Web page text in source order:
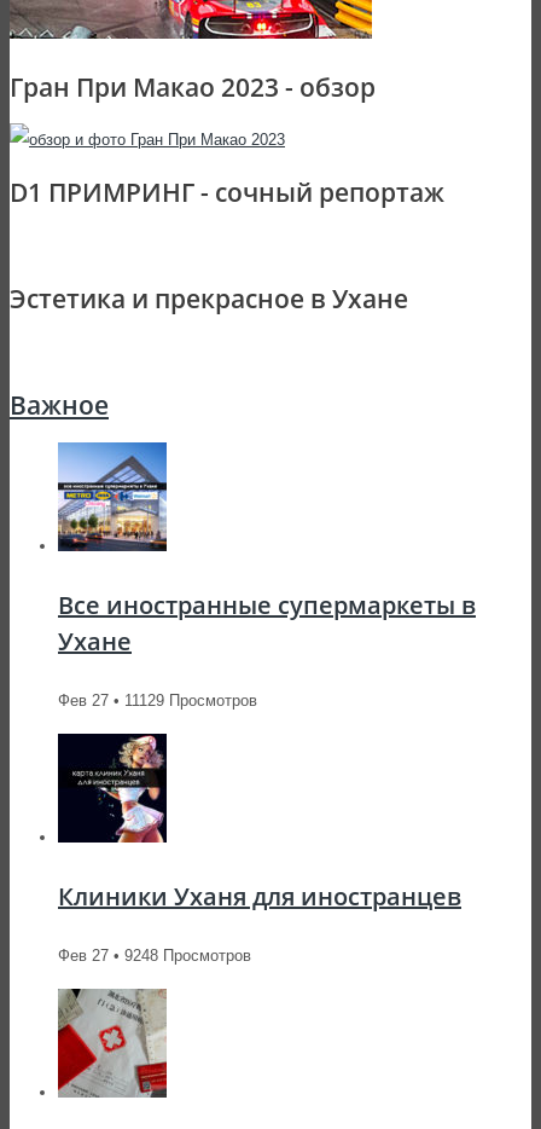
Гран При Макао 2023 - обзор
D1 ПРИМРИНГ - сочный репортаж
Эстетика и прекрасное в Ухане
Важное
Все иностранные супермаркеты в
Ухане
Фев 27 • 11129 Просмотров
Клиники Уханя для иностранцев
Фев 27 • 9248 Просмотров